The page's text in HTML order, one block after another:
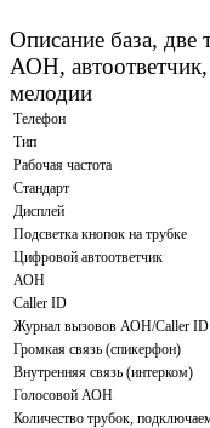
Описание база, две
АОН, автоответчик,
мелодии
Телефон
Тип
Рабочая частота
Стандарт
Дисплей
Подсветка кнопок на трубке
Цифровой автоответчик
АОН
Caller ID
Журнал вызовов АОН/Caller ID
Громкая связь (спикерфон)
Внутренняя связь (интерком)
Голосовой АОН
Количество трубок,